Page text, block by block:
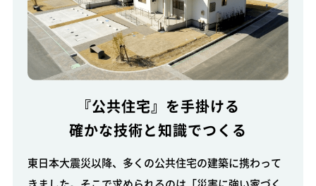
『公共住宅』を手掛ける
確かな技術と知識でつくる
東日本大震災以降、多くの公共住宅の建築に携わって